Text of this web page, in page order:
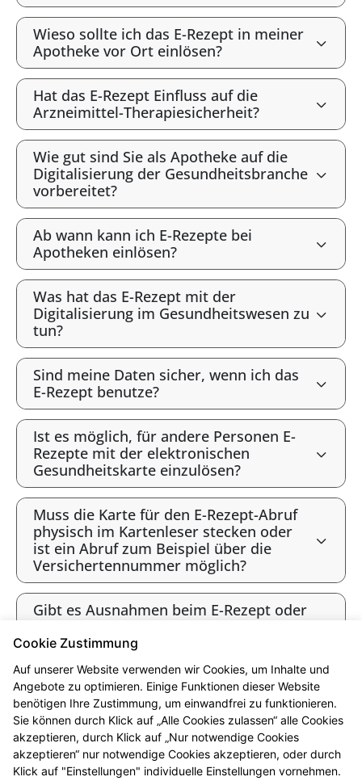
Wieso sollte ich das E-Rezept in meiner
Apotheke vor Ort einlösen?
Hat das E-Rezept Einfluss auf die
Arzneimittel-Therapiesicherheit?
Wie gut sind Sie als Apotheke auf die
Digitalisierung der Gesundheitsbranche
vorbereitet?
Ab wann kann ich E-Rezepte bei
Apotheken einlösen?
Was hat das E-Rezept mit der
Digitalisierung im Gesundheitswesen zu
tun?
Sind meine Daten sicher, wenn ich das
E-Rezept benutze?
Ist es möglich, für andere Personen E-
Rezepte mit der elektronischen
Gesundheitskarte einzulösen?
Muss die Karte für den E-Rezept-Abruf
physisch im Kartenleser stecken oder
ist ein Abruf zum Beispiel über die
Versichertennummer möglich?
Gibt es Ausnahmen beim E-Rezept oder
angeboten?
Gibt es bald ausschließlich E-Rezepte?
* Bis 12 Uhr vorbestellt sind die Produkte i.d.R. ab 16 Uhr abholbereit.
Beachten Sie bitte die jeweiligen Öffnungszeiten. Vorbehaltlich der
Lieferfähigkeit des Großhandels. Ausgenommen sind Arzneimittel, die in
Cookie Zustimmung
Auf unserer Website verwenden wir Cookies, um Inhalte und
Angebote zu optimieren. Einige Funktionen dieser Website
benötigen Ihre Zustimmung, um einwandfrei zu funktionieren.
Sie können durch Klick auf „Alle Cookies zulassen“ alle Cookies
akzeptieren, durch Klick auf „Nur notwendige Cookies
akzeptieren“ nur notwendige Cookies akzeptieren, oder durch
Klick auf "Einstellungen" individuelle Einstellungen vornehmen.